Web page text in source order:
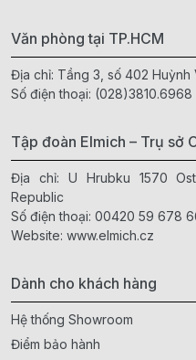
Văn phòng tại TP.HCM
Địa chỉ: Tầng 3, số 402 Huỳnh
Số điện thoại: (028)3810.6968
Tập đoàn Elmich – Trụ sở
Địa chỉ: U Hrubku 1570
Republic
Số điện thoại: 00420 59 678
Website: www.elmich.cz
Dành cho khách hàng
Hệ thống Showroom
Điểm bảo hành